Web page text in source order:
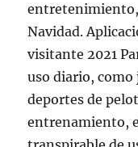
entretenimiento,
Navidad.
visitante 2021
uso diario,
deportes de
entrenamiento,